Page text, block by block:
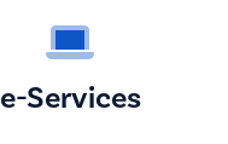
e-Services